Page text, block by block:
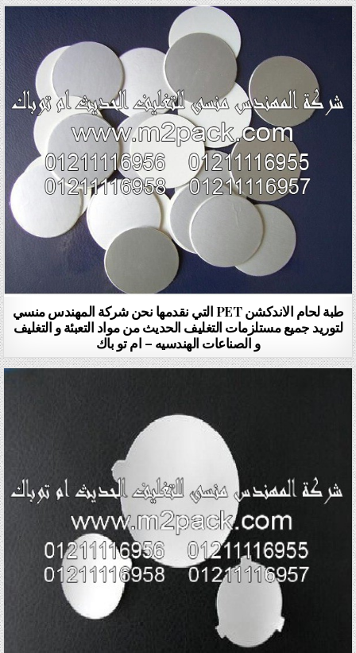
طبة لحام الاندكشن PET التي نقدمها نحن شركة المهندس منسي
لتوريد جميع مستلزمات التغليف الحديث من مواد التعبئة و التغليف
و الصناعات الهندسيه – ام تو باك